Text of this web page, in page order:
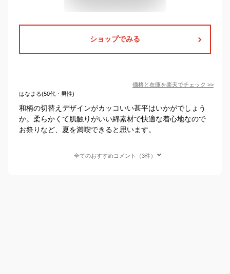
ショップでみる
価格と在庫を楽天でチェック >>
はなまる(50代・男性)
和柄の切替えデザインがカッコいい甚平はいかがでしょう
か。柔らかくて肌触りがいい綿素材で快適な着心地なので
お祭りなど、夏を満喫できると思います。
全てのおすすめコメント（3件）